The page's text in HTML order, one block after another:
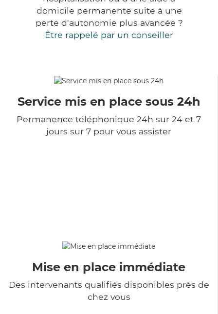
domicile permanente suite à une
perte d'autonomie plus avancée ?
Être rappelé par un conseiller
Service mis en place sous 24h
Permanence téléphonique 24h sur 24 et 7
jours sur 7 pour vous assister
Mise en place immédiate
Des intervenants qualifiés disponibles près de
chez vous